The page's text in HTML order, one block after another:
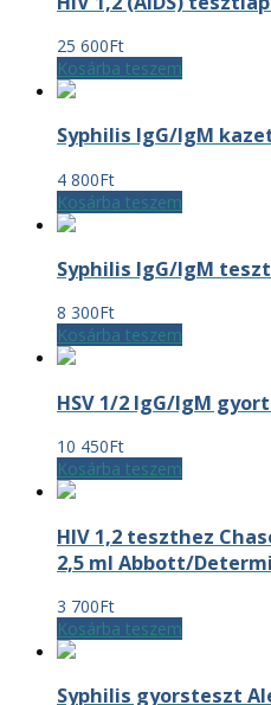
25 600Ft
Kosárba teszem
Syphilis IgG/IgM
4 800Ft
Kosárba teszem
Syphilis IgG/IgM
8 300Ft
Kosárba teszem
HSV 1/2 IgG/IgM
10 450Ft
Kosárba teszem
HIV 1,2 teszthez
2,5 ml Abbott/
3 700Ft
Kosárba teszem
Syphilis gyorsteszt